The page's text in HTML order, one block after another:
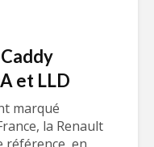
et LLD
marqué
la Renault